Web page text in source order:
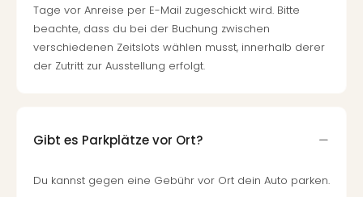
Tage vor Anreise per E-Mail zugeschickt wird. Bitte
beachte, dass du bei der Buchung zwischen
verschiedenen Zeitslots wählen musst, innerhalb derer
der Zutritt zur Ausstellung erfolgt.
Gibt es Parkplätze vor Ort?
Du kannst gegen eine Gebühr vor Ort dein Auto parken.